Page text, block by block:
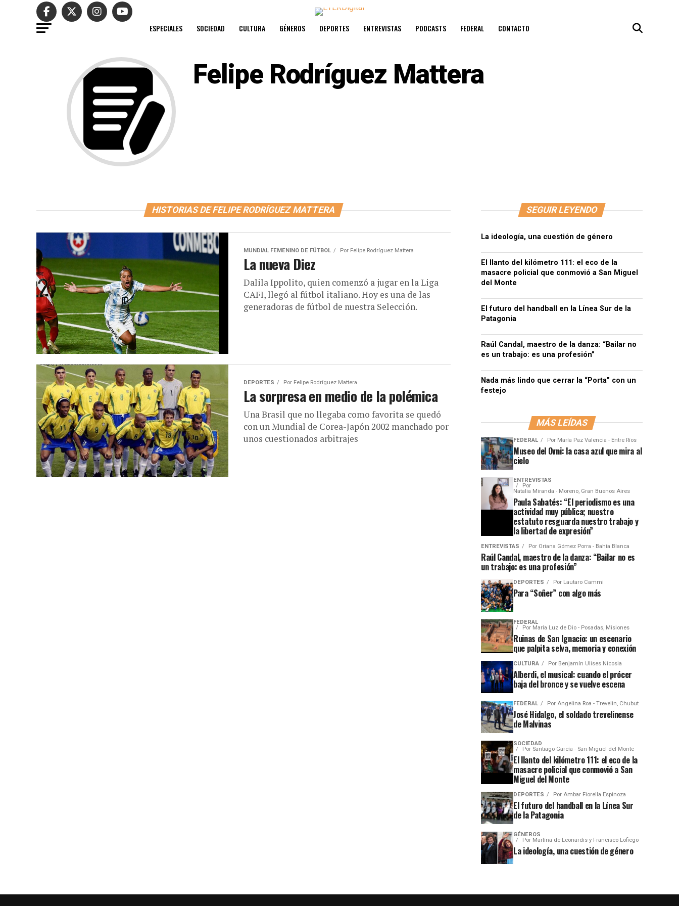
ESPECIALES SOCIEDAD CULTURA GÉNEROS DEPORTES ENTREVISTAS PODCASTS FEDERAL CONTACTO
Felipe Rodríguez Mattera
HISTORIAS DE FELIPE RODRÍGUEZ MATTERA
MUNDIAL FEMENINO DE FÚTBOL Por Felipe Rodríguez Mattera
La nueva Diez
Dalila Ippolito, quien comenzó a jugar en la Liga
CAFI, llegó al fútbol italiano. Hoy es una de las
generadoras de fútbol de nuestra Selección.
DEPORTES Por Felipe Rodríguez Mattera
La sorpresa en medio de la polémica
Una Brasil que no llegaba como favorita se quedó
con un Mundial de Corea-Japón 2002 manchado por
unos cuestionados arbitrajes
SEGUIR LEYENDO
La ideología, una cuestión de género
El llanto del kilómetro 111: el eco de la
masacre policial que conmovió a San Miguel
del Monte
El futuro del handball en la Línea Sur de la
Patagonia
Raúl Candal, maestro de la danza: “Bailar no
es un trabajo: es una profesión”
Nada más lindo que cerrar la “Porta” con un
festejo
MÁS LEÍDAS
FEDERAL Por María Paz Valencia - Entre Ríos
Museo del Ovni: la casa azul que mira al
cielo
ENTREVISTAS
Por
Natalia Miranda - Moreno, Gran Buenos Aires
Paula Sabatés: “El periodismo es una
actividad muy pública; nuestro
estatuto resguarda nuestro trabajo y
la libertad de expresión”
ENTREVISTAS Por Oriana Gómez Porra - Bahía Blanca
Raúl Candal, maestro de la danza: “Bailar no es
un trabajo: es una profesión”
DEPORTES Por Lautaro Cammi
Para “Soñer” con algo más
FEDERAL
Por María Luz de Dio - Posadas, Misiones
Ruinas de San Ignacio: un escenario
que palpita selva, memoria y conexión
CULTURA Por Benjamín Ulises Nicosia
Alberdi, el musical: cuando el prócer
baja del bronce y se vuelve escena
FEDERAL Por Angelina Roa - Trevelin, Chubut
José Hidalgo, el soldado trevelinense
de Malvinas
SOCIEDAD
Por Santiago García - San Miguel del Monte
El llanto del kilómetro 111: el eco de la
masacre policial que conmovió a San
Miguel del Monte
DEPORTES Por Ambar Fiorella Espinoza
El futuro del handball en la Línea Sur
de la Patagonia
GÉNEROS
Por Martína de Leonardis y Francisco Lofiego
La ideología, una cuestión de género